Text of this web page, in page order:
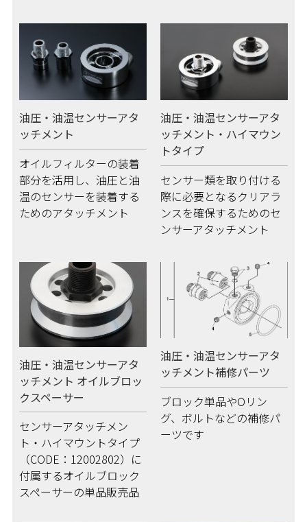
油圧・油温センサーアタ
ッチメント
オイルフィルターの装着
部分を活用し、油圧と油
温のセンサーを装着する
ためのアタッチメント
油圧・油温センサーアタ
ッチメント・ハイマウン
トタイプ
センサー類を取り付ける
際に必要となるクリアラ
ンスを確保するためのセ
ンサーアタッチメント
油圧・油温センサーアタ
ッチメント オイルブロッ
クスペーサー
センサーアタッチメン
ト・ハイマウントタイプ
（CODE：12002802）に
付属するオイルブロック
スペーサーの単品販売品
油圧・油温センサーアタ
ッチメント補修パーツ
ブロック単品やOリン
グ、ボルトなどの補修パ
ーツです